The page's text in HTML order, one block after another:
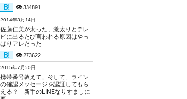
334891
2014年3月14日
佐藤仁美が太った、激太りとテレ
ビに出るたび言われる原因はやっ
ぱりアレだった
273622
2015年7月20日
携帯番号教えて。そして、ライン
の確認メッセージを認証してもら
える？―新手のLINEなりすましに